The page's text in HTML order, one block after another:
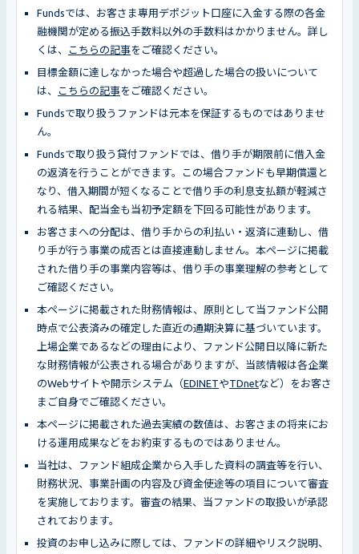
Fundsでは、お客さま専用デポジット口座に入金する際の各金
融機関が定める振込手数料以外の手数料はかかりません。詳し
くは、
こちらの記事をご確認ください。
目標金額に達しなかった場合や超過した場合の扱いについて
は、
こちらの記事をご確認ください。
Fundsで取り扱うファンドは元本を保証するものではありませ
ん。
Fundsで取り扱う貸付ファンドでは、借り手が期限前に借入金
の返済を行うことができます。この場合ファンドも早期償還と
なり、借入期間が短くなることで借り手の利息支払額が軽減さ
れる結果、配当金も当初予定額を下回る可能性があります。
お客さまへの分配は、借り手からの利払い・返済に連動し、借
り手が行う事業の成否とは直接連動しません。本ページに掲載
された借り手の事業内容等は、借り手の事業理解の参考として
ご確認ください。
本ページに掲載された財務情報は、原則として当ファンド公開
時点で公表済みの確定した直近の通期決算に基づいています。
上場企業であるなどの理由により、ファンド公開日以降に新た
な財務情報が公表される場合がありますが、当該情報は各企業
のWebサイトや開示システム（EDINETやTDnetなど）をお客さ
まご自身でご確認ください。
本ページに掲載された過去実績の数値は、お客さまの将来にお
ける運用成果などをお約束するものではありません。
当社は、ファンド組成企業から入手した資料の調査等を行い、
財務状況、事業計画の内容及び資金使途等の項目について審査
を実施しております。審査の結果、当ファンドの取扱いが承認
されております。
投資のお申し込みに際しては、ファンドの詳細やリスク説明、